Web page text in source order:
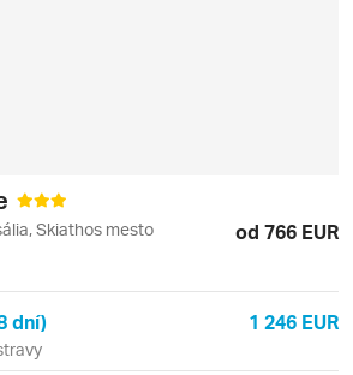
Skiathos mesto od 766 EUR
dní) 1 246 EUR